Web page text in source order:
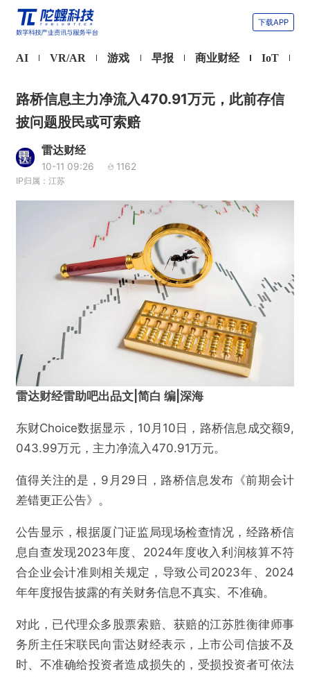
下载APP
AI VR/AR 游戏 早报 商业财经 IoT
路桥信息主力净流入470.91万元，此前存信
披问题股民或可索赔
雷达财经
10-11 09:26 1162
IP归属：江苏
雷达财经雷助吧出品文|简白 编|深海
东财Choice数据显示，10月10日，路桥信息成交额9,
043.99万元，主力净流入470.91万元。
值得关注的是，9月29日，路桥信息发布《前期会计
差错更正公告》。
公告显示，根据厦门证监局现场检查情况，经路桥信
息自查发现2023年度、2024年度收入利润核算不符
合企业会计准则相关规定，导致公司2023年、2024
年年度报告披露的有关财务信息不真实、不准确。
对此，已代理众多股票索赔、获赔的江苏胜衡律师事
务所主任宋联民向雷达财经表示，上市公司信披不及
时、不准确给投资者造成损失的，受损投资者可依法